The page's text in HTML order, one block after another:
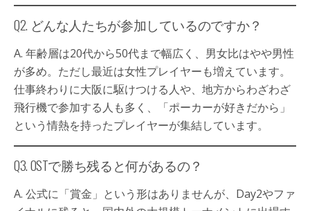
Q2. どんな人たちが参加しているのですか？
A. 年齢層は20代から50代まで幅広く、男女比はやや男性
が多め。ただし最近は女性プレイヤーも増えています。
仕事終わりに大阪に駆けつける人や、地方からわざわざ
飛行機で参加する人も多く、「ポーカーが好きだから」
という情熱を持ったプレイヤーが集結しています。
Q3. OSTで勝ち残ると何があるの？
A. 公式に「賞金」という形はありませんが、Day2やファ